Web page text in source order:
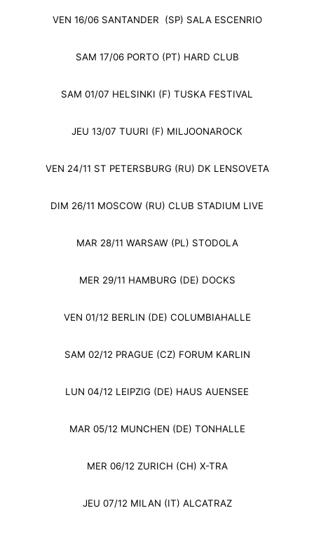
VEN 16/06 SANTANDER (SP) SALA ESCENRIO
SAM 17/06 PORTO (PT) HARD CLUB
SAM 01/07 HELSINKI (F) TUSKA FESTIVAL
JEU 13/07 TUURI (F) MILJOONAROCK
VEN 24/11 ST PETERSBURG (RU) DK LENSOVETA
DIM 26/11 MOSCOW (RU) CLUB STADIUM LIVE
MAR 28/11 WARSAW (PL) STODOLA
MER 29/11 HAMBURG (DE) DOCKS
VEN 01/12 BERLIN (DE) COLUMBIAHALLE
SAM 02/12 PRAGUE (CZ) FORUM KARLIN
LUN 04/12 LEIPZIG (DE) HAUS AUENSEE
MAR 05/12 MUNCHEN (DE) TONHALLE
MER 06/12 ZURICH (CH) X-TRA
JEU 07/12 MILAN (IT) ALCATRAZ